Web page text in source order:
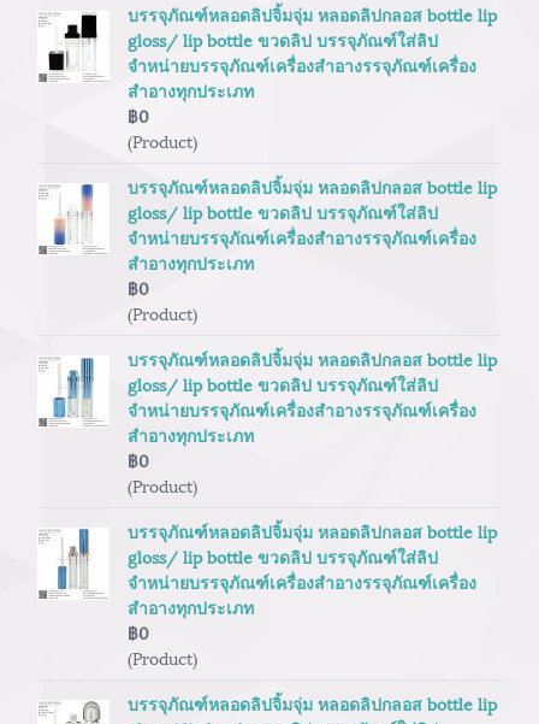
บรรจุภัณฑ์หลอดลิปจิ้มจุ่ม หลอดลิปกลอส bottle lip
gloss/ lip bottle ขวดลิป บรรจุภัณฑ์ใส่ลิป
จำหน่ายบรรจุภัณฑ์เครื่องสำอางรรจุภัณฑ์เครื่อง
สำอางทุกประเภท
฿0
(Product)
บรรจุภัณฑ์หลอดลิปจิ้มจุ่ม หลอดลิปกลอส bottle lip
gloss/ lip bottle ขวดลิป บรรจุภัณฑ์ใส่ลิป
จำหน่ายบรรจุภัณฑ์เครื่องสำอางรรจุภัณฑ์เครื่อง
สำอางทุกประเภท
฿0
(Product)
บรรจุภัณฑ์หลอดลิปจิ้มจุ่ม หลอดลิปกลอส bottle lip
gloss/ lip bottle ขวดลิป บรรจุภัณฑ์ใส่ลิป
จำหน่ายบรรจุภัณฑ์เครื่องสำอางรรจุภัณฑ์เครื่อง
สำอางทุกประเภท
฿0
(Product)
บรรจุภัณฑ์หลอดลิปจิ้มจุ่ม หลอดลิปกลอส bottle lip
gloss/ lip bottle ขวดลิป บรรจุภัณฑ์ใส่ลิป
จำหน่ายบรรจุภัณฑ์เครื่องสำอางรรจุภัณฑ์เครื่อง
สำอางทุกประเภท
฿0
(Product)
บรรจุภัณฑ์หลอดลิปจิ้มจุ่ม หลอดลิปกลอส bottle lip